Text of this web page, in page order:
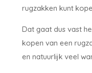
rugzakken kunt
Dat gaat dus vast
kopen van een
en natuurlijk veel